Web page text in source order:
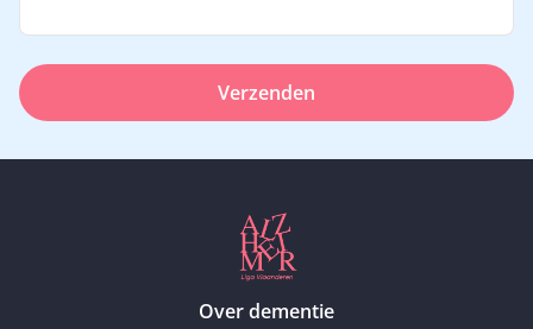
Verzenden
Over dementie